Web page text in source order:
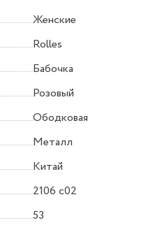
Женские
Rolles
Бабочка
Розовый
Ободковая
Металл
Китай
2106 c02
53